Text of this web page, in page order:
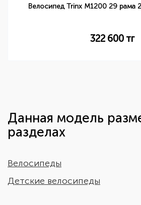
Велосипед Trinx M1200 29
322 600 тг
Данная модель
разделах
Велосипеды
Детские велосипеды